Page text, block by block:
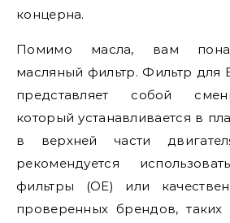
концерна.
Помимо масла, вам
масляный фильтр. Фильтр для
представляет собой
который устанавливается в
в верхней части
рекомендуется
фильтры (OE) или
проверенных брендов,